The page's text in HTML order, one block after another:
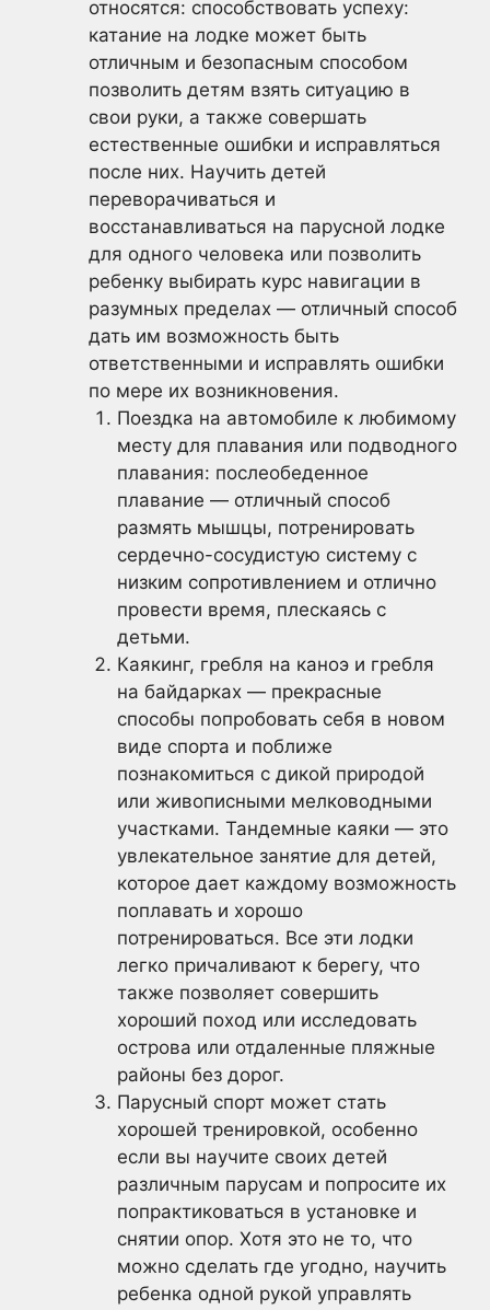
относятся: способствовать успеху:
катание на лодке может быть
отличным и безопасным способом
позволить детям взять ситуацию в
свои руки, а также совершать
естественные ошибки и исправляться
после них. Научить детей
переворачиваться и
восстанавливаться на парусной лодке
для одного человека или позволить
ребенку выбирать курс навигации в
разумных пределах — отличный способ
дать им возможность быть
ответственными и исправлять ошибки
по мере их возникновения.
Поездка на автомобиле к любимому
месту для плавания или подводного
плавания: послеобеденное
плавание — отличный способ
размять мышцы, потренировать
сердечно-сосудистую систему с
низким сопротивлением и отлично
провести время, плескаясь с
детьми.
Каякинг, гребля на каноэ и гребля
на байдарках — прекрасные
способы попробовать себя в новом
виде спорта и поближе
познакомиться с дикой природой
или живописными мелководными
участками. Тандемные каяки — это
увлекательное занятие для детей,
которое дает каждому возможность
поплавать и хорошо
потренироваться. Все эти лодки
легко причаливают к берегу, что
также позволяет совершить
хороший поход или исследовать
острова или отдаленные пляжные
районы без дорог.
Парусный спорт может стать
хорошей тренировкой, особенно
если вы научите своих детей
различным парусам и попросите их
попрактиковаться в установке и
снятии опор. Хотя это не то, что
можно сделать где угодно, научить
ребенка одной рукой управлять